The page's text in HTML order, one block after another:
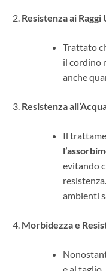
Resistenza ai Raggi
Trattato
il cordino
anche
Resistenza
Il
evitando
ambienti
Morbidezza e